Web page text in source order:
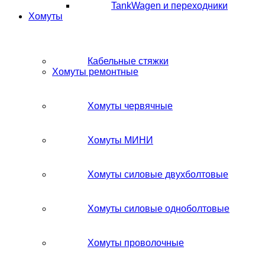
TankWagen и переходники
Хомуты
Кабельные стяжки
Хомуты ремонтные
Хомуты червячные
Хомуты МИНИ
Хомуты силовые двухболтовые
Хомуты силовые одноболтовые
Хомуты проволочные